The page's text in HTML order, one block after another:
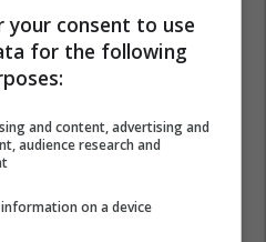
your consent to use
for the following
and content, advertising and
audience research and
on a device